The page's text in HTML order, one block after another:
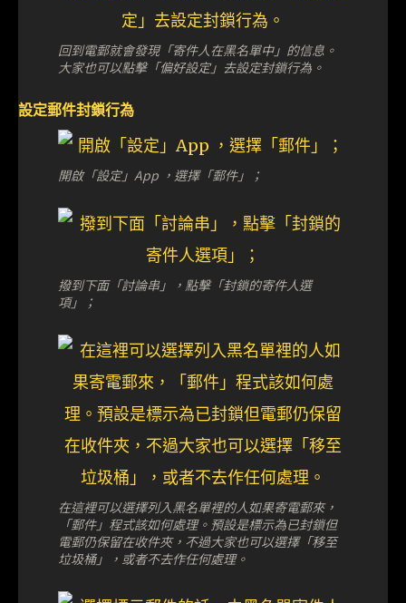
回到電郵就會發現「寄件人在黑名單中」的信息。
大家也可以點擊「偏好設定」去設定封鎖行為。
設定郵件封鎖行為
開啟「設定」App ，選擇「郵件」；
撥到下面「討論串」，點擊「封鎖的寄件人選
項」；
在這裡可以選擇列入黑名單裡的人如果寄電郵來，
「郵件」程式該如何處理。預設是標示為已封鎖但
電郵仍保留在收件夾，不過大家也可以選擇「移至
垃圾桶」，或者不去作任何處理。